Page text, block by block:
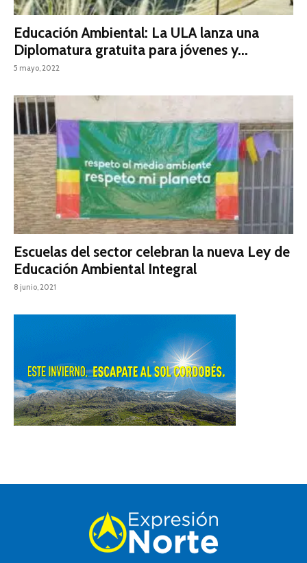
Educación Ambiental: La ULA lanza una
Diplomatura gratuita para jóvenes y...
5 mayo, 2022
Escuelas del sector celebran la nueva Ley de
Educación Ambiental Integral
8 junio, 2021